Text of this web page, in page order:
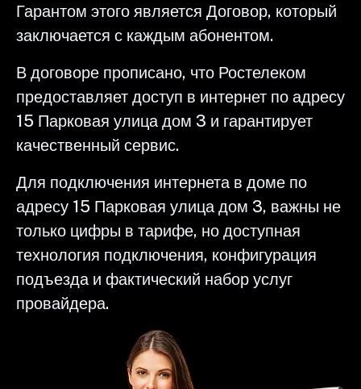
Гарантом этого является Договор, который
заключается с каждым абонентом.
В договоре прописано, что Ростелеком
предоставляет доступ в интернет по адресу
15 Парковая улица дом 3 и гарантирует
качественный сервис.
Для подключения интернета в доме по
адресу 15 Парковая улица дом 3, важны не
только цифры в тарифе, но доступная
технология подключения, конфигурация
подъезда и фактический набор услуг
провайдера.